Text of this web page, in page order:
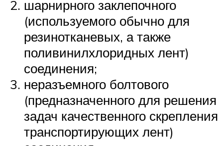
шарнирного заклепочного
(используемого обычно для
резинотканевых, а также
поливинилхлоридных лент)
соединения;
неразъемного болтового
(предназначенного для решения
задач качественного скрепления
транспортирующих лент)